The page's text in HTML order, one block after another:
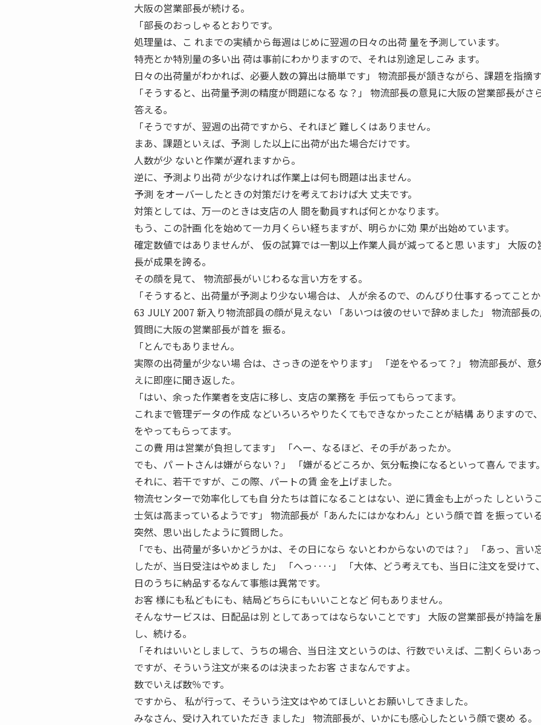
大阪の営業部長が続ける。
「部長のおっしゃるとおりです。
処理量は、こ れまでの実績から毎週はじめに翌週の日々の出荷 量を予測しています。
特売とか特別量の多い出 荷は事前にわかりますので、それは別途足しこみ ます。
日々の出荷量がわかれば、必要人数の算出は簡単です」 物流部長が頷きながら、課題を指摘す
「そうすると、出荷量予測の精度が問題になる な？」 物流部長の意見に大阪の営業部長がさ
答える。
「そうですが、翌週の出荷ですから、それほど 難しくはありません。
まあ、課題といえば、予測 した以上に出荷が出た場合だけです。
人数が少 ないと作業が遅れますから。
逆に、予測より出荷 が少なければ作業上は何も問題は出ません。
予測 をオーバーしたときの対策だけを考えておけば大 丈夫です。
対策としては、万一のときは支店の人 間を動員すれば何とかなります。
もう、この計画 化を始めて一カ月くらい経ちますが、明らかに効 果が出始めています。
確定数値ではありませんが、 仮の試算では一割以上作業人員が減ってると思 います」 大阪の
長が成果を誇る。
その顔を見て、 物流部長がいじわるな言い方をする。
「そうすると、出荷量が予測より少ない場合は、 人が余るので、のんびり仕事するってことか
63 JULY 2007 新入り物流部員の顔が見えない 「あいつは彼のせいで辞めました」 物流部長
質問に大阪の営業部長が首を 振る。
「とんでもありません。
実際の出荷量が少ない場 合は、さっきの逆をやります」 「逆をやるって？」 物流部長が、意
えに即座に聞き返した。
「はい、余った作業者を支店に移し、支店の業務を 手伝ってもらってます。
これまで管理データの作成 などいろいろやりたくてもできなかったことが結構 ありますので
をやってもらってます。
この費 用は営業が負担してます」 「へー、なるほど、その手があったか。
でも、パ ートさんは嫌がらない？」 「嫌がるどころか、気分転換になるといって喜ん でます。
それに、若干ですが、この際、パートの賃 金を上げました。
物流センターで効率化しても自 分たちは首になることはない、逆に賃金も上がった しという
士気は高まっているようです」 物流部長が「あんたにはかなわん」という顔で首 を振っている
突然、思い出したように質問した。
「でも、出荷量が多いかどうかは、その日になら ないとわからないのでは？」 「あっ、言い
したが、当日受注はやめまし た」 「へっ‥‥」 「大体、どう考えても、当日に注文を受けて
日のうちに納品するなんて事態は異常です。
お客 様にも私どもにも、結局どちらにもいいことなど 何もありません。
そんなサービスは、日配品は別 としてあってはならないことです」 大阪の営業部長が持論を
し、続ける。
「それはいいとしまして、うちの場合、当日注 文というのは、行数でいえば、二割くらいあ
ですが、そういう注文が来るのは決まったお客 さまなんですよ。
数でいえば数％です。
ですから、 私が行って、そういう注文はやめてほしいとお願いしてきました。
みなさん、受け入れていただき ました」 物流部長が、いかにも感心したという顔で褒め る。